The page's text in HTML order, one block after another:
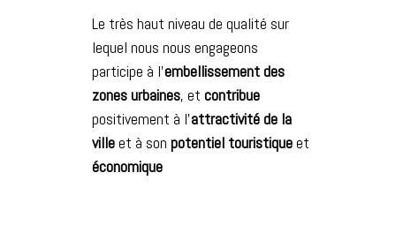
Le très haut niveau de qualité sur
lequel nous nous engageons
participe à l’embellissement des
zones urbaines, etcontribue
positivement à l’attractivité de la
villeet à sonpotentiel touristiqueet
économique